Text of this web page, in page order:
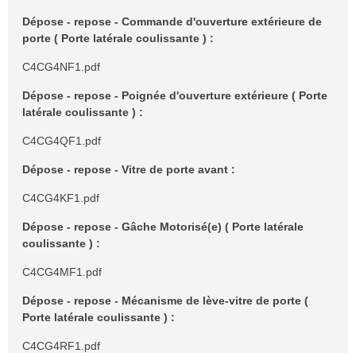
Dépose - repose - Commande d'ouverture extérieure de
porte ( Porte latérale coulissante ) :
C4CG4NF1.pdf
Dépose - repose - Poignée d'ouverture extérieure ( Porte
latérale coulissante ) :
C4CG4QF1.pdf
Dépose - repose - Vitre de porte avant :
C4CG4KF1.pdf
Dépose - repose - Gâche Motorisé(e) ( Porte latérale
coulissante ) :
C4CG4MF1.pdf
Dépose - repose - Mécanisme de lève-vitre de porte (
Porte latérale coulissante ) :
C4CG4RF1.pdf